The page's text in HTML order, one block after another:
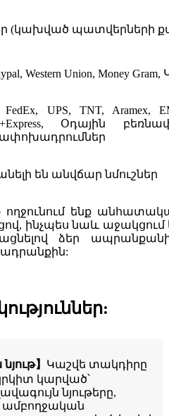
օր (կախված պատվերների
Western Union, Money
UPS, TNT, Aramex,
Օդային
են անվճար նմուշներ
ողջունում ենք
ինչպես նաև
ձեր
】 Կաշվե տակդիրը
կարված՝
նյութերը,
ամբողջական